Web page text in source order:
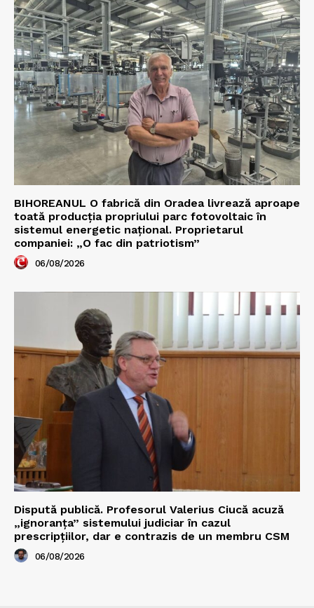
BIHOREANUL O fabrică din Oradea livrează aproape
toată producția propriului parc fotovoltaic în
sistemul energetic național. Proprietarul
companiei: „O fac din patriotism”
06/08/2026
Dispută publică. Profesorul Valerius Ciucă acuză
„ignoranța” sistemului judiciar în cazul
prescripțiilor, dar e contrazis de un membru CSM
06/08/2026